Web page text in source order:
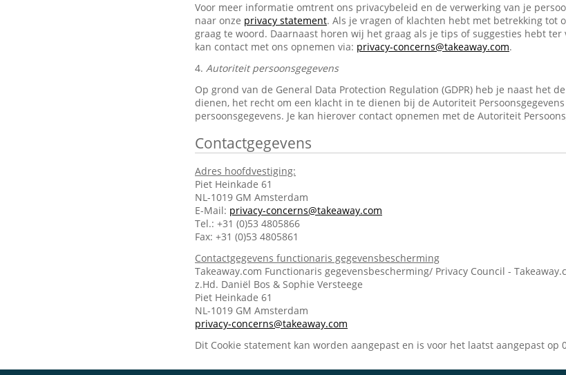
Voor meer informatie omtrent ons privacybeleid en de verwerking van je
naar onze privacy statement. Als je vragen of klachten hebt met betrekking tot
graag te woord. Daarnaast horen wij het graag als je tips of suggesties hebt ter
kan contact met ons opnemen via: privacy-concerns@takeaway.com.
4. Autoriteit persoonsgegevens
Op grond van de General Data Protection Regulation (GDPR) heb je naast het
dienen, het recht om een klacht in te dienen bij de Autoriteit
persoonsgegevens. Je kan hierover contact opnemen met de Autoriteit
Contactgegevens
Adres hoofdvestiging:
Piet Heinkade 61
NL-1019 GM Amsterdam
E-Mail: privacy-concerns@takeaway.com
Tel.: +31 (0)53 4805866
Fax: +31 (0)53 4805861
Contactgegevens functionaris gegevensbescherming
Takeaway.com Functionaris gegevensbescherming/ Privacy Council -
z.Hd. Daniël Bos & Sophie Versteege
Piet Heinkade 61
NL-1019 GM Amsterdam
privacy-concerns@takeaway.com
Dit Cookie statement kan worden aangepast en is voor het laatst aangepast op